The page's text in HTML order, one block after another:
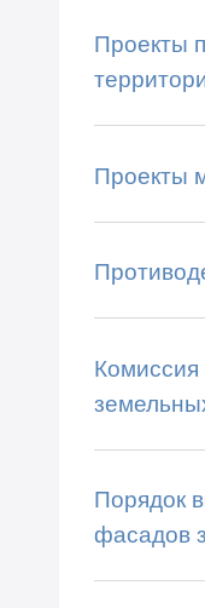
Проекты
Проекты
Порядок
фасадов